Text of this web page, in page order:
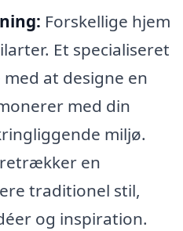
Forskellige hjem
Et specialiseret
at designe en
med din
miljø.
en
traditionel stil,
og inspiration.